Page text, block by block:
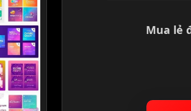
Mua lẻ